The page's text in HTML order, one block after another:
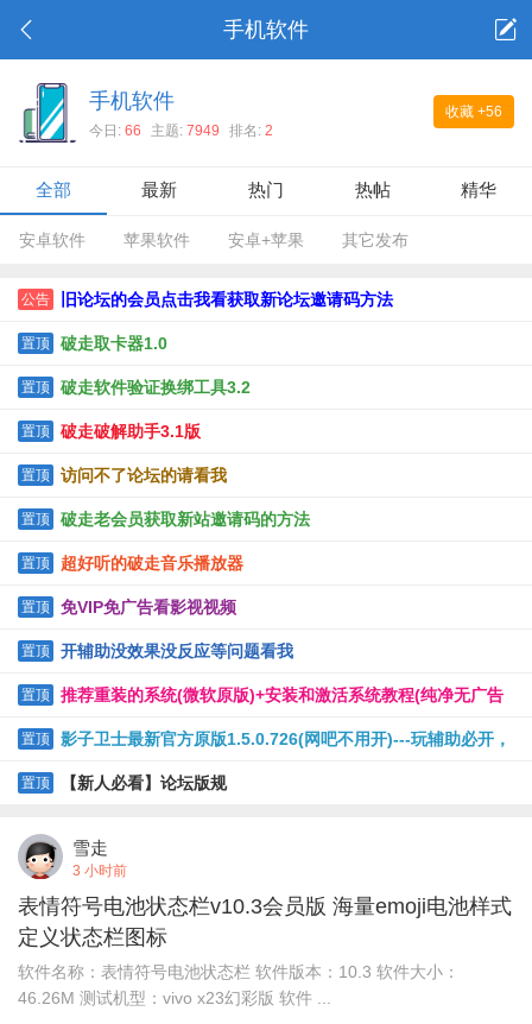
手机软件
收藏 +56
手机软件
今日: 66 主题: 7949 排名: 2
全部 最新 热门 热帖 精华
安卓软件 苹果软件 安卓+苹果 其它发布
公告 旧论坛的会员点击我看获取新论坛邀请码方法
置顶 破走取卡器1.0
置顶 破走软件验证换绑工具3.2
置顶 破走破解助手3.1版
置顶 访问不了论坛的请看我
置顶 破走老会员获取新站邀请码的方法
置顶 超好听的破走音乐播放器
置顶 免VIP免广告看影视视频
置顶 开辅助没效果没反应等问题看我
置顶 推荐重装的系统(微软原版)+安装和激活系统教程(纯净无广告
软件)
置顶 影子卫士最新官方原版1.5.0.726(网吧不用开)---玩辅助必开，
保护电脑
置顶 【新人必看】论坛版规
雪走
3 小时前
表情符号电池状态栏v10.3会员版 海量emoji电池样式
定义状态栏图标
软件名称：表情符号电池状态栏 软件版本：10.3 软件大小：
46.26M 测试机型：vivo x23幻彩版 软件 ...